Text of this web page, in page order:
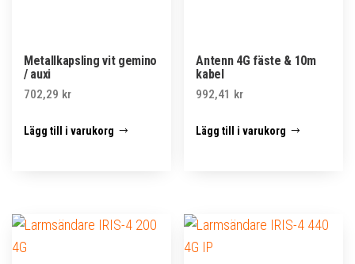
Metallkapsling vit gemino
/ auxi
702,29 kr
Lägg till i varukorg
Antenn 4G fäste & 10m
kabel
992,41 kr
Lägg till i varukorg